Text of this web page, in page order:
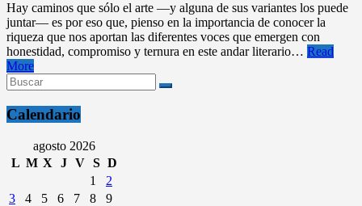
Hay caminos que sólo el arte —y alguna de sus variantes los puede
juntar— es por eso que, pienso en la importancia de conocer la
riqueza que nos aportan las diferentes voces que emergen con
honestidad, compromiso y ternura en este andar literario… Read
More
Calendario
agosto 2026
L M X J V S D
1
2
3
4 5 6 7 8
9